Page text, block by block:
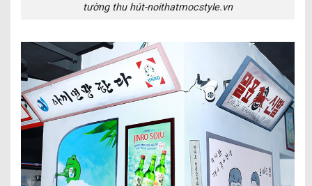
tường thu hút-noithatmocstyle.vn